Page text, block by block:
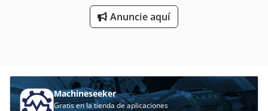
Anuncie aquí
Machineseeker
Gratis en la tienda de aplicaciones